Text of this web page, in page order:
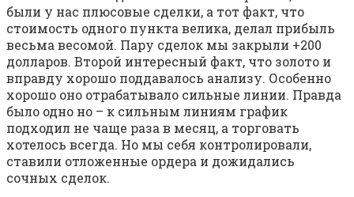
были у нас плюсовые сделки, а тот факт, что
стоимость одного пункта велика, делал прибыль
весьма весомой. Пару сделок мы закрыли +200
долларов. Второй интересный факт, что золото и
вправду хорошо поддавалось анализу. Особенно
хорошо оно отрабатывало сильные линии. Правда
было одно но – к сильным линиям график
подходил не чаще раза в месяц, а торговать
хотелось всегда. Но мы себя контролировали,
ставили отложенные ордера и дожидались
сочных сделок.